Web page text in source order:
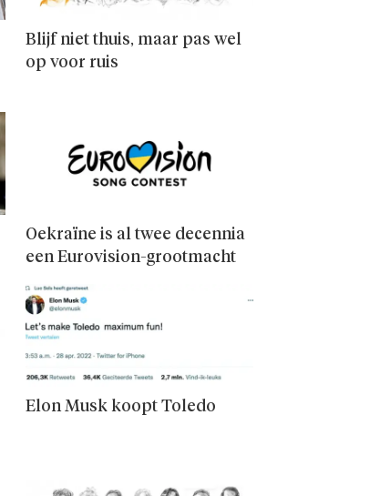
Blijf niet thuis, maar pas wel
op voor ruis
Oekraïne is al twee decennia
een Eurovision-grootmacht
Elon Musk koopt Toledo